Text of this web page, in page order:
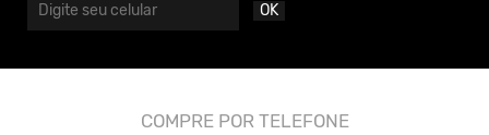
OK
COMPRE POR TELEFONE